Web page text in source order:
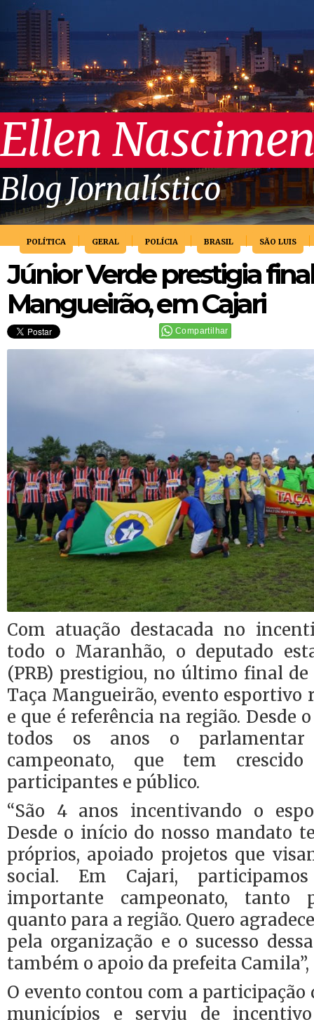
Ellen
Blog Jornalístico
POLÍTICA GERAL POLÍCIA BRASIL SÃO LUIS
Júnior Verde prestigia
Mangueirão, em Cajari
Compartilhar
Com atuação destacada no
todo o Maranhão, o deputado
(PRB) prestigiou, no último final
Taça Mangueirão, evento esportivo
e que é referência na região. Desde
todos os anos o
campeonato, que tem
participantes e público.
“São 4 anos incentivando o
Desde o início do nosso mandato
próprios, apoiado projetos que
social. Em Cajari,
importante campeonato, tanto
quanto para a região. Quero
pela organização e o sucesso
também o apoio da prefeita Camila”,
O evento contou com a participação
municípios e serviu de